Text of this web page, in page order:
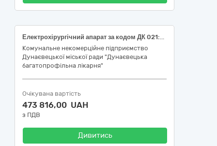
Електрохірургічний апарат за кодом ДК 021:2015:33160000-9 - Устаткування для операційних блоків (33161000-6 - Електрохірургічні прилади), НК 024:2023:44776 - Електрохірургічна система
Комунальне некомерційне підприємство
Дунаєвецької міської ради "Дунаєвецька
багатопрофільна лікарня"
Очікувана вартість
473 816,00 UAH
з ПДВ
Дивитись